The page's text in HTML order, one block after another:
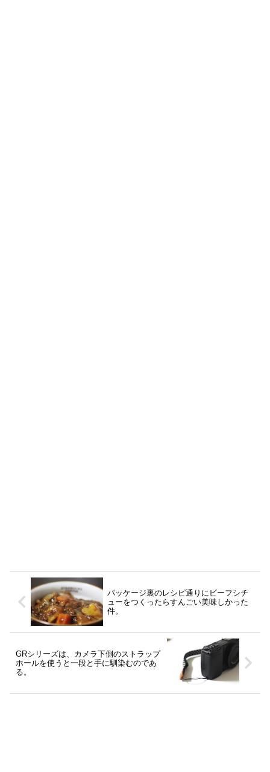
パッケージ裏のレシピ通りにビーフシチ
ューをつくったらすんごい美味しかった
件。
GRシリーズは、カメラ下側のストラップ
ホールを使うと一段と手に馴染むのであ
る。